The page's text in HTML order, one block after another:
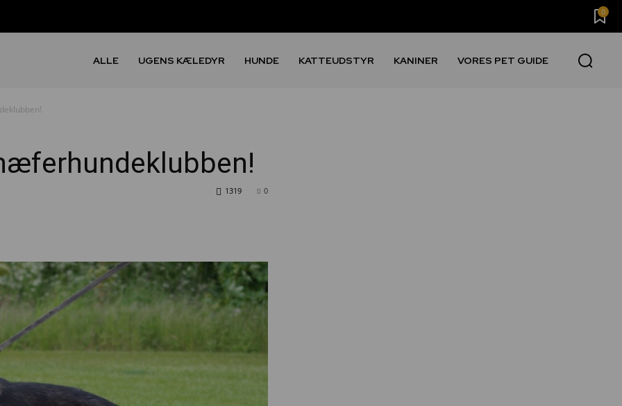
0
ALLE UGENS KÆLEDYR HUNDE KATTEUDSTYR KANINER VORES PET GUIDE
0
1319